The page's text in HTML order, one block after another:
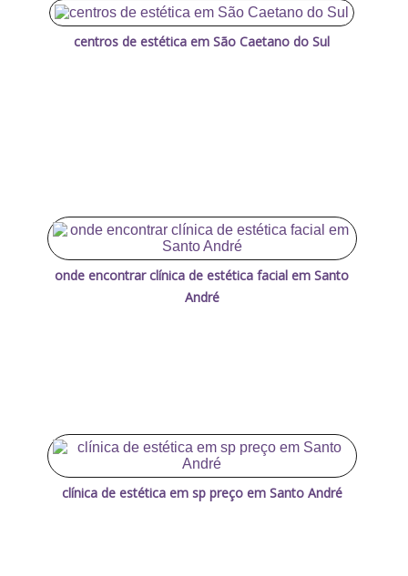
centros de estética em São Caetano do Sul
onde encontrar clínica de estética facial em Santo
André
clínica de estética em sp preço em Santo André